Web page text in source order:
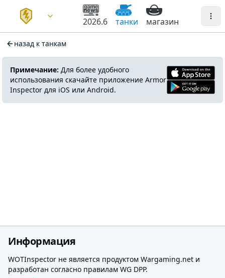
2026.6 танки магазин
назад к танкам
Примечание: Для более удобного
использования скачайте приложение Armor
Inspector для iOS или Android.
Информация
WOTInspector не является продуктом Wargaming.net и
разработан согласно правилам WG DPP.